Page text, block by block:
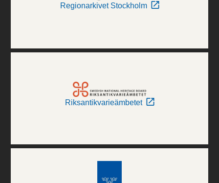
Regionarkivet Stockholm
Riksantikvarieämbetet